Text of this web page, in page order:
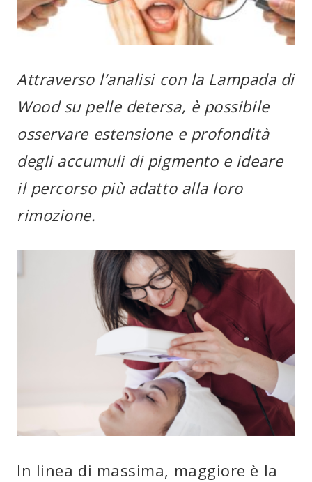
Attraverso l’analisi con la Lampada di
Wood su pelle detersa, è possibile
osservare estensione e profondità
degli accumuli di pigmento e ideare
il percorso più adatto alla loro
rimozione.
In linea di massima, maggiore è la